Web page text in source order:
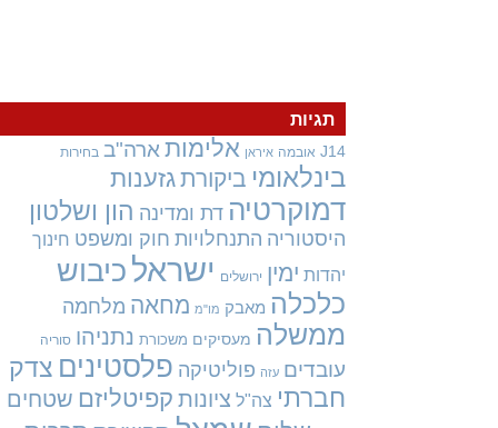
תגיות
J14 אובמה איראן אלימות ארה"ב בחירות
בינלאומיביקורתגזענות
דמוקרטיה דת ומדינההון ושלטון
היסטוריה התנחלויות חוק ומשפט חינוך
יהדות ימין ירושלים ישראלכיבוש
כלכלה מאבק מו"מ מחאהמלחמה
ממשלה מעסיקים משכורת נתניהו סוריה
עובדים עזה פוליטיקה פלסטיניםצדק
חברתי צה"ל ציונותקפיטליזםשטחים